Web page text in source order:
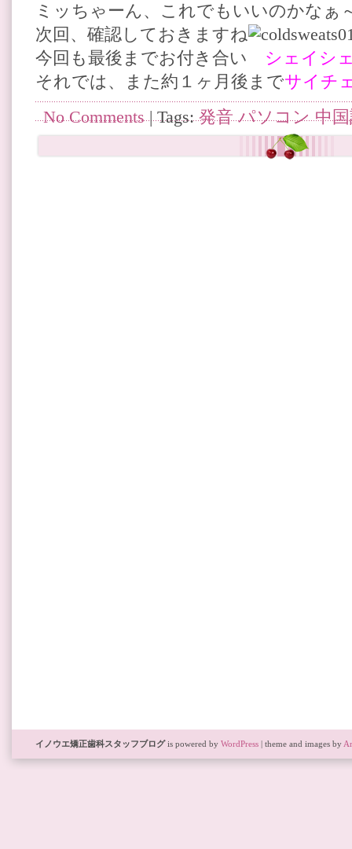
ミッちゃーん、これでもいいのかなぁ
次回、確認しておきますね
今回も最後までお付き合い シェイシ
それでは、また約１ヶ月後までサイチ
No Comments| Tags:発音 パソコン 中
イノウエ矯正歯科スタッフブログis powered by WordPress | theme and images by